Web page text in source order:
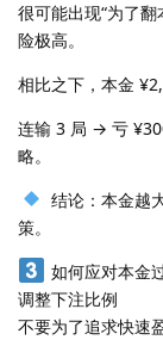
很可能出现“为了
险极高。
相比之下，本金
连输 3 局 → 亏
略。
结论：本金越
策。
如何应对本金
调整下注比例
不要为了追求快速